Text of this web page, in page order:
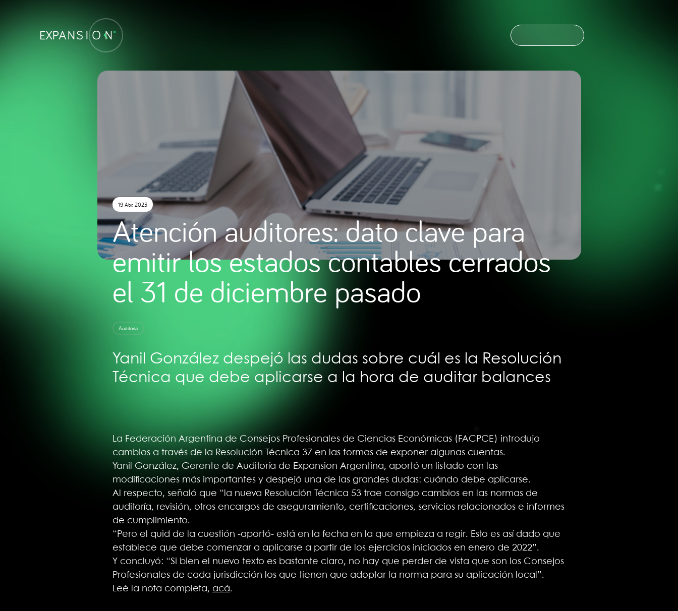
NOTICIAS ESPAÑOL
19 Abr. 2023
Atención auditores: dato clave para
emitir los estados contables cerrados
el 31 de diciembre pasado
Auditoría
Yanil González despejó las dudas sobre cuál es la Resolución
Técnica que debe aplicarse a la hora de auditar balances
La Federación Argentina de Consejos Profesionales de Ciencias Económicas (FACPCE) introdujo
cambios a través de la Resolución Técnica 37 en las formas de exponer algunas cuentas.
Yanil González, Gerente de Auditoría de Expansion Argentina, aportó un listado con las
modificaciones más importantes y despejó una de las grandes dudas: cuándo debe aplicarse.
Al respecto, señaló que “la nueva Resolución Técnica 53 trae consigo cambios en las normas de
auditoría, revisión, otros encargos de aseguramiento, certificaciones, servicios relacionados e informes
de cumplimiento.
“Pero el quid de la cuestión -aportó- está en la fecha en la que empieza a regir. Esto es así dado que
establece que debe comenzar a aplicarse a partir de los ejercicios iniciados en enero de 2022”.
Y concluyó: “Si bien el nuevo texto es bastante claro, no hay que perder de vista que son los Consejos
Profesionales de cada jurisdicción los que tienen que adoptar la norma para su aplicación local”.
Leé la nota completa, acá.